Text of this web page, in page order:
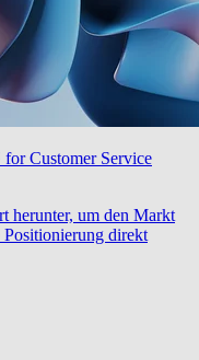
Customer Service
herunter, um den Markt
direkt